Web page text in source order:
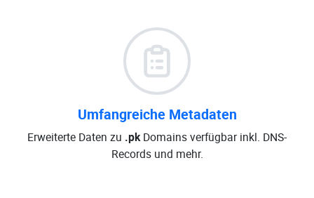
Umfangreiche Metadaten
Erweiterte Daten zu .pkDomains verfügbar inkl. DNS-
Records und mehr.